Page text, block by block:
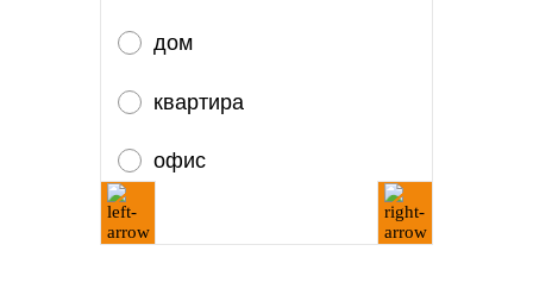
дом
квартира
офис